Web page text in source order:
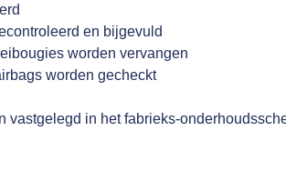
en bijgevuld
worden vervangen
worden gecheckt
vastgelegd in het fabrieks-